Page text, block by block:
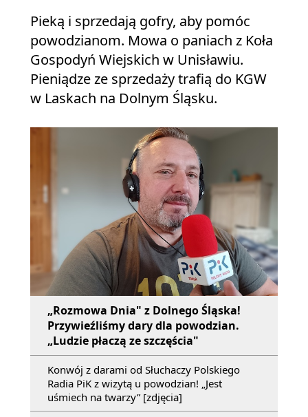
Pieką i sprzedają gofry, aby pomóc
powodzianom. Mowa o paniach z Koła
Gospodyń Wiejskich w Unisławiu.
Pieniądze ze sprzedaży trafią do KGW
w Laskach na Dolnym Śląsku.
„Rozmowa Dnia" z Dolnego Śląska!
Przywieźliśmy dary dla powodzian.
„Ludzie płaczą ze szczęścia"
Konwój z darami od Słuchaczy Polskiego
Radia PiK z wizytą u powodzian! „Jest
uśmiech na twarzy” [zdjęcia]